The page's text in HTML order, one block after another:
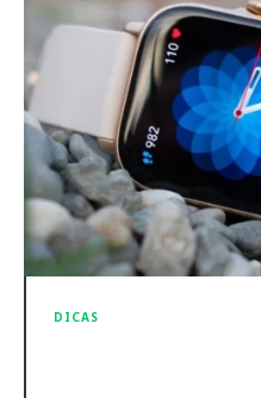
DICAS